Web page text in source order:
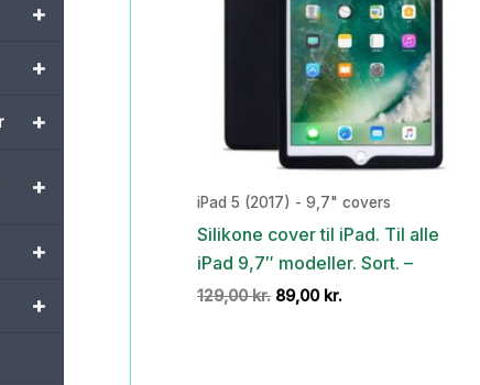
+
+
+
+
+
+
iPad 5 (2017) - 9,7" covers
Silikone cover til iPad. Til alle
iPad 9,7″ modeller. Sort. –
129,00kr. Den
89,00 kr.